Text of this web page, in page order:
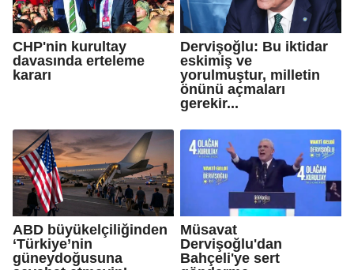
CHP'nin kurultay
davasında erteleme
kararı
Dervişoğlu: Bu iktidar
eskimiş ve
yorulmuştur, milletin
önünü açmaları
gerekir...
ABD büyükelçiliğinden
‘Türkiye’nin
güneydoğusuna
Müsavat
Dervişoğlu'dan
Bahçeli'ye sert